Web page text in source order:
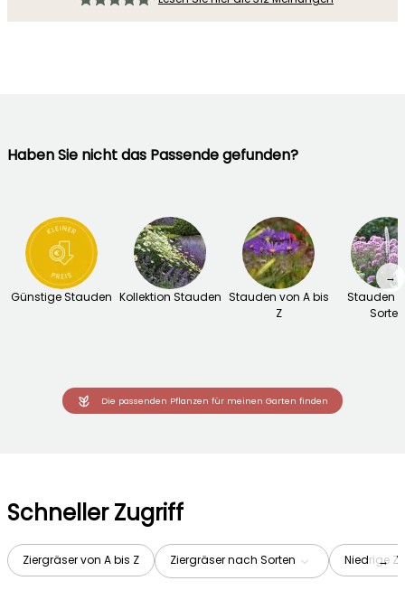
Haben Sie nicht das Passende gefunden?
Günstige Stauden Kollektion Stauden Stauden von A bis
Z
Stauden
Sorten
→
Die passenden Pflanzen für meinen Garten finden
Schneller Zugriff
Ziergräser von A bis Z Ziergräser nach Sorten Niedrige
→